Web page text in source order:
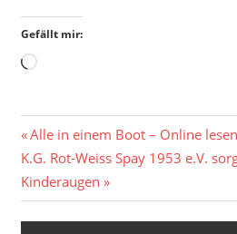
Gefällt mir:
Wird
Vorheriger
Beitrag:
Alle in einem Boot – Online lesen
Nächster
Beitrag:
K.G. Rot-Weiss Spay 1953 e.V.
Kinderaugen